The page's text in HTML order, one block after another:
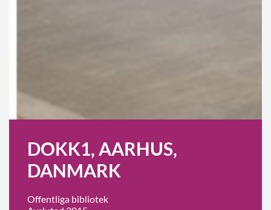
DOKK1, AARHUS,
DANMARK
Offentliga bibliotek